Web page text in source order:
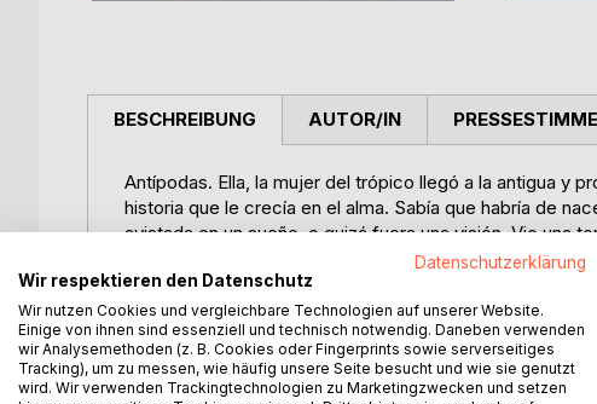
BESCHREIBUNG
Antípodas. Ella, la mujer del trópico llegó a la antigua y
historia que le crecía en el alma. Sabía que habría de
avistada en un sueño, o quizá fuera una visión. Vio una
secreto, y un rosal que emergía con su perfume y la
sufrimiento que intentaba transmutar. Dentro de esa
ellas porque cada una contendría a las demás. En el
viaje.
Un día tomó la pluma y rindiéndose a la verdad que la
«Llegaron sobre las ocho de la noche cuando ya se
AUTOR/IN
Datenschutzerklärung
Wir respektieren den Datenschutz
Wir nutzen Cookies und vergleichbare Technologien auf unserer Website.
Einige von ihnen sind essenziell und technisch notwendig. Daneben verwenden
wir Analysemethoden (z. B. Cookies oder Fingerprints sowie serverseitiges
Tracking), um zu messen, wie häufig unsere Seite besucht und wie sie genutzt
wird. Wir verwenden Trackingtechnologien zu Marketingzwecken und setzen